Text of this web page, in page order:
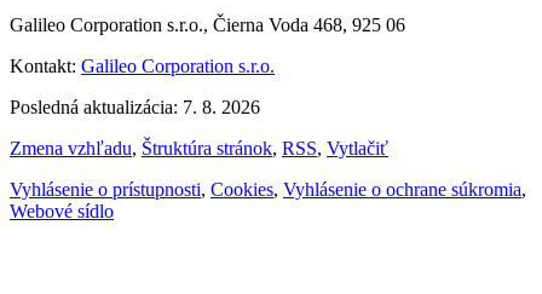
Galileo Corporation s.r.o., Čierna Voda 468, 925 06
Kontakt: Galileo Corporation s.r.o.
Posledná aktualizácia: 7. 8. 2026
Zmena vzhľadu, Štruktúra stránok, RSS, Vytlačiť
Vyhlásenie o prístupnosti, Cookies, Vyhlásenie o ochrane súkromia,
Webové sídlo